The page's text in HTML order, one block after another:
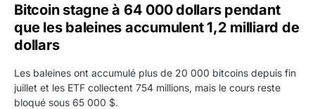
Bitcoin stagne à 64 000 dollars pendant
que les baleines accumulent 1,2 milliard de
dollars
Les baleines ont accumulé plus de 20 000 bitcoins depuis fin
juillet et les ETF collectent 754 millions, mais le cours reste
bloqué sous 65 000 $.